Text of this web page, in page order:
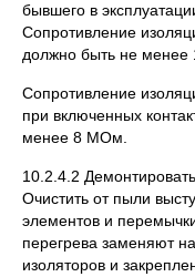
бывшего в
Сопротивление
должно быть не
Сопротивление
при включенных
менее 8 МОм.
10.2.4.2
Очистить от пыли
элементов и
перегрева заменяют
изоляторов и